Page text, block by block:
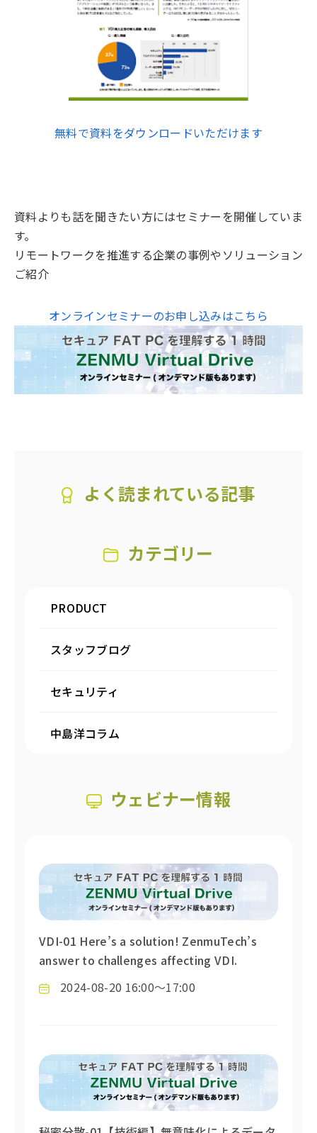
無料で資料をダウンロードいただけます
資料よりも話を聞きたい方にはセミナーを開催していま
す。
リモートワークを推進する企業の事例やソリューション
ご紹介
オンラインセミナーのお申し込みはこちら
よく読まれている記事
カテゴリー
PRODUCT
スタッフブログ
セキュリティ
中島洋コラム
ウェビナー情報
VDI-01 Here’s a solution! ZenmuTech’s
answer to challenges affecting VDI.
2024-08-20 16:00～17:00